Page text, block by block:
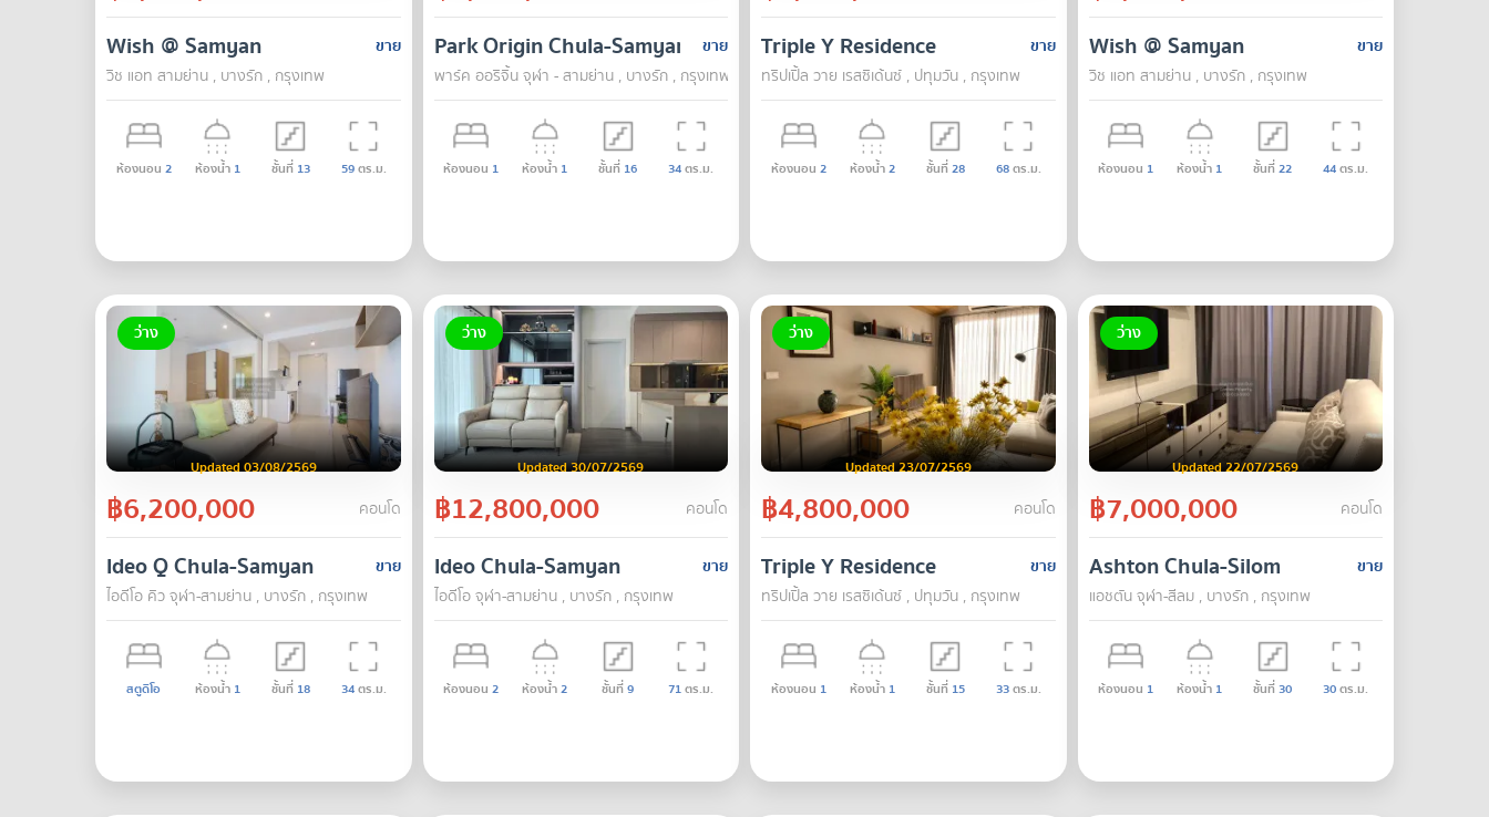
ขาย
Wish @ Samyan
วิช แอท สามย่าน , บางรัก , กรุงเทพ
ห้องนอน 2 ห้องน้ำ 1 ชั้นที่ 13 59ตร.ม.
ขาย
Park Origin Chula-Samyan
พาร์ค ออริจิ้น จุฬา - สามย่าน , บางรัก , กรุงเทพ
ห้องนอน 1 ห้องน้ำ 1 ชั้นที่ 16 34ตร.ม.
ขาย
Triple Y Residence
ทริปเปิ้ล วาย เรสซิเด้นซ์ , ปทุมวัน , กรุงเทพ
ห้องนอน 2 ห้องน้ำ2 ชั้นที่28 68ตร.ม.
ขาย
Wish @ Samyan
วิช แอท สามย่าน , บางรัก , กรุงเทพ
ห้องนอน 1 ห้องน้ำ 1 ชั้นที่22 44ตร.ม.
ว่าง
Updated 03/08/2569
฿6,200,000 คอนโด
ขาย
Ideo Q Chula-Samyan
ไอดีโอ คิว จุฬา-สามย่าน , บางรัก , กรุงเทพ
สตูดิโอ ห้องน้ำ 1 ชั้นที่ 18 34ตร.ม.
ว่าง
Updated 30/07/2569
฿12,800,000 คอนโด
ขาย
Ideo Chula-Samyan
ไอดีโอ จุฬา-สามย่าน , บางรัก , กรุงเทพ
ห้องนอน 2 ห้องน้ำ2 ชั้นที่9 71ตร.ม.
ว่าง
Updated 23/07/2569
฿4,800,000 คอนโด
ขาย
Triple Y Residence
ทริปเปิ้ล วาย เรสซิเด้นซ์ , ปทุมวัน , กรุงเทพ
ห้องนอน 1 ห้องน้ำ 1 ชั้นที่ 15 33ตร.ม.
ว่าง
Updated 22/07/2569
฿7,000,000 คอนโด
ขาย
Ashton Chula-Silom
แอชตัน จุฬา-สีลม , บางรัก , กรุงเทพ
ห้องนอน 1 ห้องน้ำ 1 ชั้นที่30 30ตร.ม.